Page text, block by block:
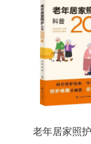
老年居家照